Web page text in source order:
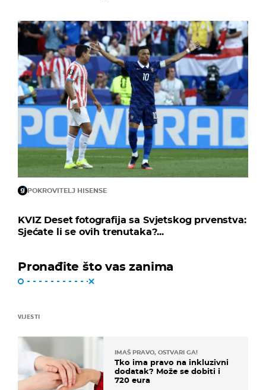
POKROVITELJ HISENSE
KVIZ Deset fotografija sa Svjetskog prvenstva:
Sjećate li se ovih trenutaka?...
Pronađite što vas zanima
VIJESTI
IMAŠ PRAVO, OSTVARI GA!
Tko ima pravo na inkluzivni
dodatak? Može se dobiti i
720 eura